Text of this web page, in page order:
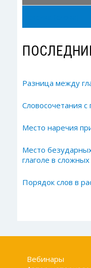
Разница между
Словосочетания с
Место наречия
Место
глаголе в
Порядок слов в
Вебинары